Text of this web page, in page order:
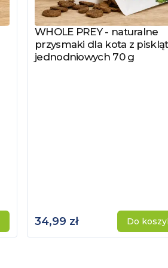
Zobacz produkt
WHOLE PREY - naturalne
przysmaki dla kota z piskląt
jednodniowych 70 g
34,99 zł Do